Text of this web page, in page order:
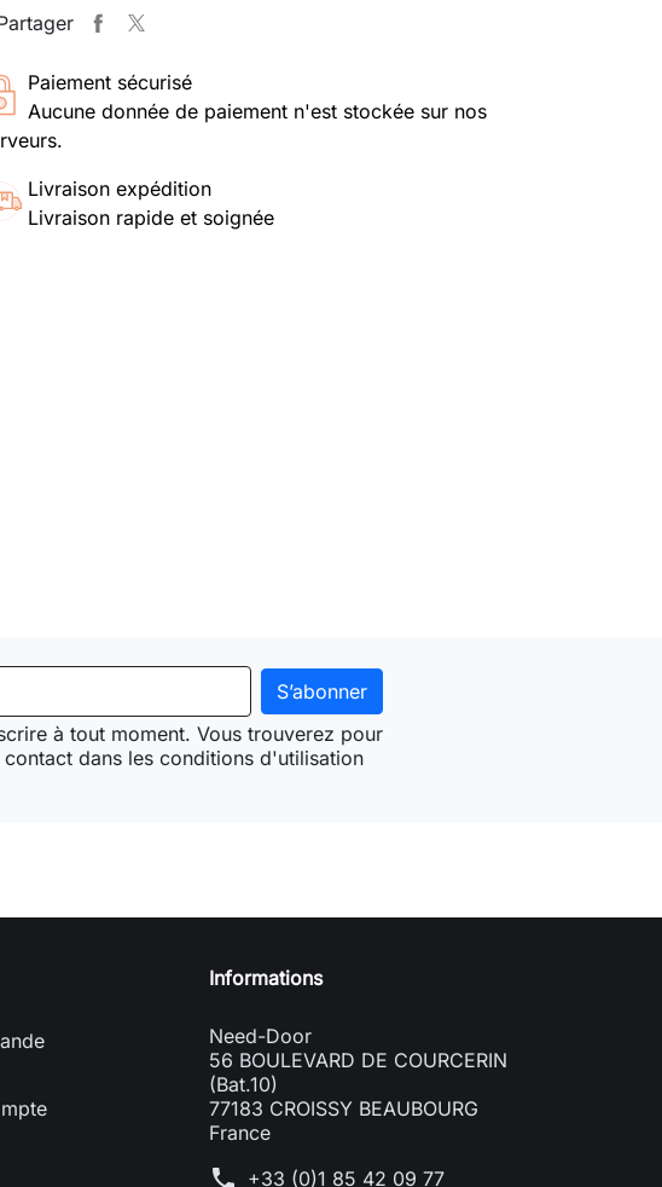
Paiement sécurisé
Aucune donnée de paiement n'est stockée sur nos
Livraison expédition
Livraison rapide et soignée
à tout moment. Vous trouverez pour
dans les conditions d'utilisation
Informations
Need-Door
56 BOULEVARD DE COURCERIN
(Bat.10)
77183 CROISSY BEAUBOURG
France
phone +33 (0)1 85 42 09 77